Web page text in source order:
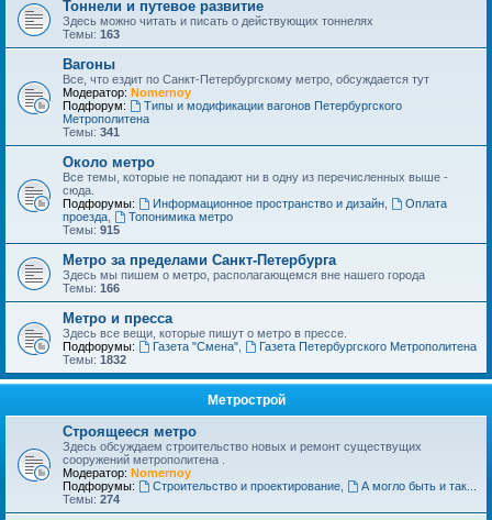
Тоннели и путевое развитие
Здесь можно читать и писать о действующих тоннелях
Темы: 163
Вагоны
Все, что ездит по Санкт-Петербургскому метро, обсуждается тут
Модератор: Nomernoy
Подфорум:
Типы и модификации вагонов Петербургского
Метрополитена
Темы: 341
Около метро
Все темы, которые не попадают ни в одну из перечисленных выше -
сюда.
Подфорумы:
Информационное пространство и дизайн,
Оплата
проезда
Топонимика метро
Темы: 915
Метро за пределами Санкт-Петербурга
Здесь мы пишем о метро, располагающемся вне нашего города
Темы: 166
Метро и пресса
Здесь все вещи, которые пишут о метро в прессе.
Подфорумы:
Газета "Смена",
Газета Петербургского Метрополитена
Темы: 1832
Метрострой
Строящееся метро
Здесь обсуждаем строительство новых и ремонт существущих
сооружений метрополитена .
Модератор: Nomernoy
Подфорумы:
Строительство и проектирование,
А могло быть и так...
Темы: 274